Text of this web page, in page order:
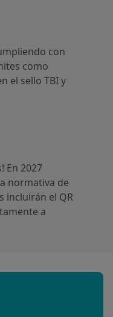
con
como
el sello TBI y
En 2027
normativa de
incluirán el QR
a